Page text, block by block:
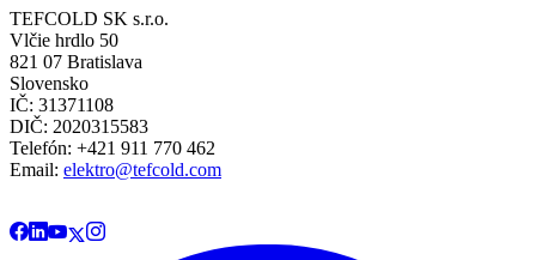
TEFCOLD SK s.r.o.
Vlčie hrdlo 50
821 07 Bratislava
Slovensko
IČ: 31371108
DIČ: 2020315583
Telefón: +421 911 770 462
Email: elektro@tefcold.com